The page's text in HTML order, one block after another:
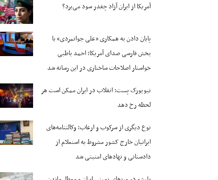
آمریکا از ایران آزاد چقدر سود می‌برد؟
پایان دادن به همکاری «علی جوانمردی» با
بخش فارسی صدای آمریکا؛ احمد باطبی
خواستار اصلاحات ساختاری در این رسانه شد
نیویورک پست: انقلاب در ایران ممکن است هر
لحظه رخ دهد
نوع دیگری از سرکوب و ارعاب؛ وکالتنامه‌های
ایرانیان خارج کشور مشروط به استعلام از
دادستانی و نهادهای امنیتی شد